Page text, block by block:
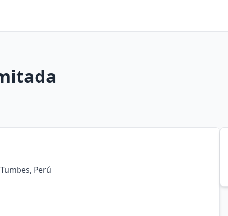
Perú